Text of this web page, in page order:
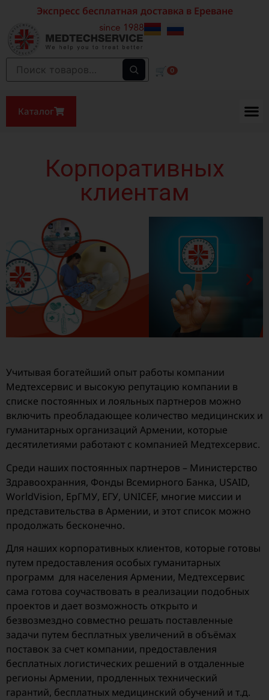
Экспресс бесплатная доставка в Ереване
🛒 0
Каталог
Корпоративных
клиентам
Учитывая богатейший опыт работы компании
Медтехсервис и высокую репутацию компании в
списке постоянных и лояльных партнеров можно
включить преобладающее количество медицинских и
гуманитарных организаций Армении, которые
десятилетиями работают с компанией Медтехсервис.
Среди наших постоянных партнеров – Министерство
Здравоохранния, Фонды Всемирного Банка, USAID,
WorldVision, ЕрГМУ, ЕГУ, UNICEF, многие миссии и
представительства в Армении, и этот список можно
продолжать бесконечно.
Для наших корпоративных клиентов, которые готовы
путем предоставления особых гуманитарных
программ для населения Армении, Медтехсервис
сама готова соучаствовать в реализации подобных
проектов и дает возможность открыто и
безвозмездно совместно решать поставленные
задачи путем бесплатных увеличений в объёмах
поставок за счет компании, предоставления
бесплатных логистических решений в отдаленные
регионы Армении, продленных технический
гарантий, бесплатных медицинский обучений и т.д.